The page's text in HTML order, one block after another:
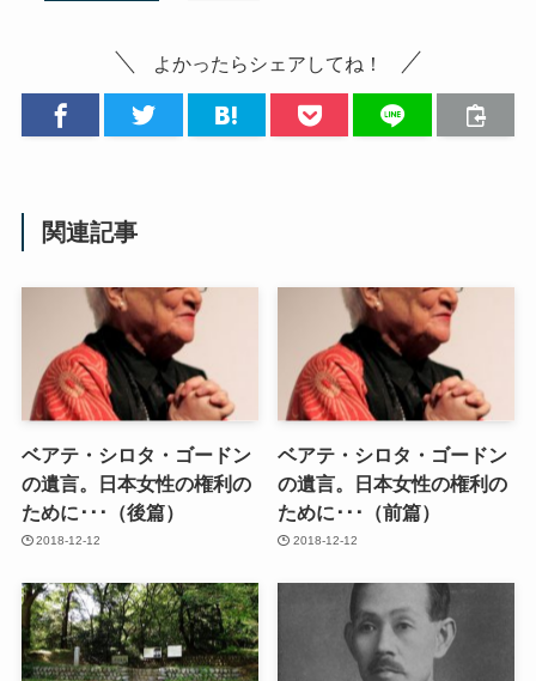
よかったらシェアしてね！
関連記事
ベアテ・シロタ・ゴードン
の遺言。日本女性の権利の
ために･･･（後篇）
2018-12-12
ベアテ・シロタ・ゴードン
の遺言。日本女性の権利の
ために･･･（前篇）
2018-12-12